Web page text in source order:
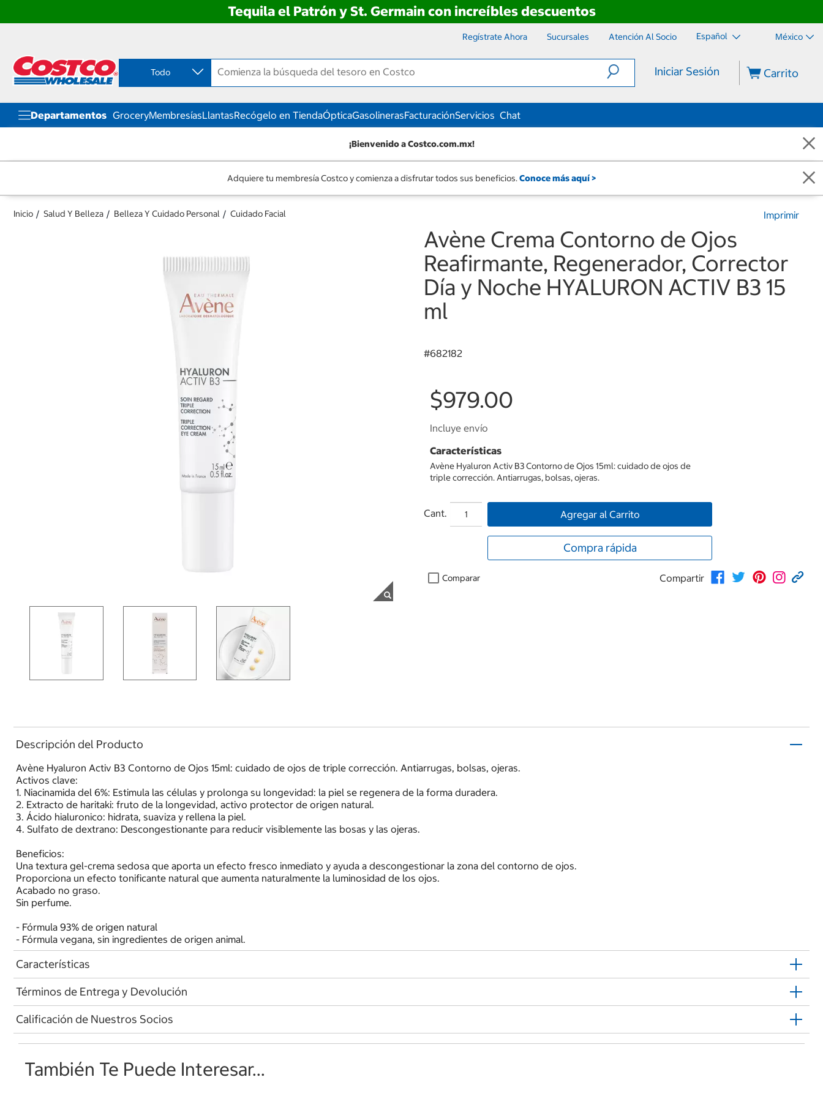
Tequila el Patrón y St. Germain con increíbles descuentos
contenido
menú
navegación
Regístrate Ahora Sucursales Atención Al Socio Español México
Todo Iniciar Sesión Carrito
Departamentos GroceryMembresíasLlantasRecógelo en TiendaÓpticaGasolinerasFacturaciónServicios Chat
¡Bienvenido a Costco.com.mx!
Adquiere tu membresía Costco y comienza a disfrutar todos sus beneficios. Conoce más aquí >
Inicio Salud Y Belleza Belleza Y Cuidado Personal Cuidado Facial Imprimir
Avène Crema Contorno de Ojos
Reafirmante, Regenerador, Corrector
Día y Noche HYALURON ACTIV B3 15
ml
#682182
$979.00
Incluye envío
Características
Avène Hyaluron Activ B3 Contorno de Ojos 15ml: cuidado de ojos de
triple corrección. Antiarrugas, bolsas, ojeras.
Cant. Agregar al Carrito
Compra rápida
Comparar Compartir
Descripción del Producto
Avène Hyaluron Activ B3 Contorno de Ojos 15ml: cuidado de ojos de triple corrección. Antiarrugas, bolsas, ojeras.
Activos clave:
1. Niacinamida del 6%: Estimula las células y prolonga su longevidad: la piel se regenera de la forma duradera.
2. Extracto de haritaki: fruto de la longevidad, activo protector de origen natural.
3. Ácido hialuronico: hidrata, suaviza y rellena la piel.
4. Sulfato de dextrano: Descongestionante para reducir visiblemente las bosas y las ojeras.
Beneficios:
Una textura gel-crema sedosa que aporta un efecto fresco inmediato y ayuda a descongestionar la zona del contorno de ojos.
Proporciona un efecto tonificante natural que aumenta naturalmente la luminosidad de los ojos.
Acabado no graso.
Sin perfume.
- Fórmula 93% de origen natural
- Fórmula vegana, sin ingredientes de origen animal.
Características
Términos de Entrega y Devolución
Calificación de Nuestros Socios
También Te Puede Interesar...